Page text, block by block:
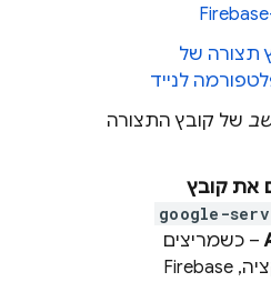
תצורה של
של קובץ התצורה
את קובץ
google-
– כשמריצים
את האפליקציה, Firebase